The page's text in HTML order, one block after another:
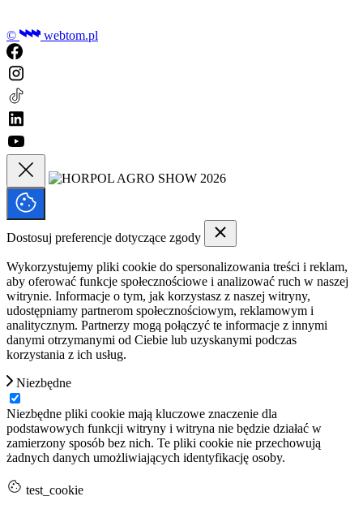
© webtom.pl
Dostosuj preferencje dotyczące zgody
Wykorzystujemy pliki cookie do spersonalizowania treści i reklam,
aby oferować funkcje społecznościowe i analizować ruch w naszej
witrynie. Informacje o tym, jak korzystasz z naszej witryny,
udostępniamy partnerom społecznościowym, reklamowym i
analitycznym. Partnerzy mogą połączyć te informacje z innymi
danymi otrzymanymi od Ciebie lub uzyskanymi podczas
korzystania z ich usług.
Niezbędne
Niezbędne pliki cookie mają kluczowe znaczenie dla
podstawowych funkcji witryny i witryna nie będzie działać w
zamierzony sposób bez nich. Te pliki cookie nie przechowują
żadnych danych umożliwiających identyfikację osoby.
test_cookie